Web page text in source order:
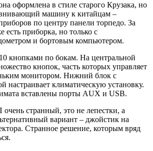
оформлена в стиле старого Крузака, но
машину к китайцам –
по центру панели торпедо. За
есть приборка, но только с
и бортовым компьютером.
кнопками по бокам. На центральной
кнопок, часть которых управляет
монитором. Нижний блок с
настраивает климатическую установку.
вставлены порты AUX и USB.
странный, это не лепестки, а
вариант – джойстик на
Странное решение, которым вряд